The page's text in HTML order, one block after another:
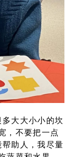
大大小小的坎
，不要把一点
助人，我尽量